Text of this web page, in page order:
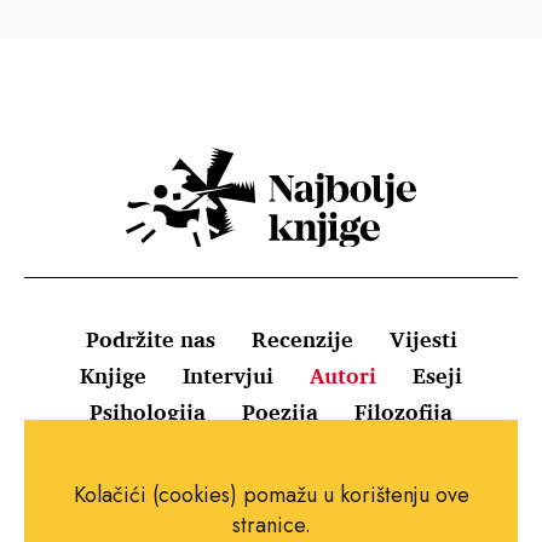
Podržite nas Recenzije
Vijesti
Knjige
Intervjui Autori
Eseji
Psihologija
Poezija Filozofija
Uvjeti korištenja
Pravila o kolačićima
Impressum
Kolačići (cookies) pomažu u korištenju ove
stranice.